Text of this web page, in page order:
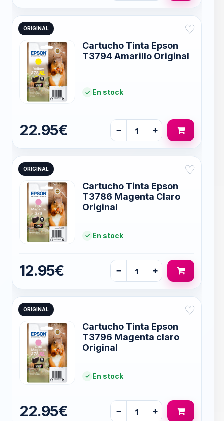
ORIGINAL ♡
Cartucho Tinta Epson
T3794 Amarillo Original
En stock
22.95€ − +
ORIGINAL ♡
Cartucho Tinta Epson
T3786 Magenta Claro
Original
En stock
12.95€ − +
ORIGINAL ♡
Cartucho Tinta Epson
T3796 Magenta claro
Original
En stock
22.95€ − +